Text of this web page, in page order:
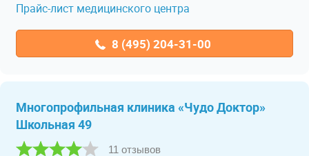
Прайс-лист медицинского центра
8 (495) 204-31-00
Многопрофильная клиника «Чудо Доктор»
Школьная 49
11 отзывов